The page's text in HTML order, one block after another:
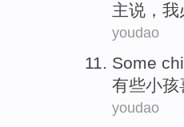
主说 ， 我
youdao
Some
有些小孩
youdao